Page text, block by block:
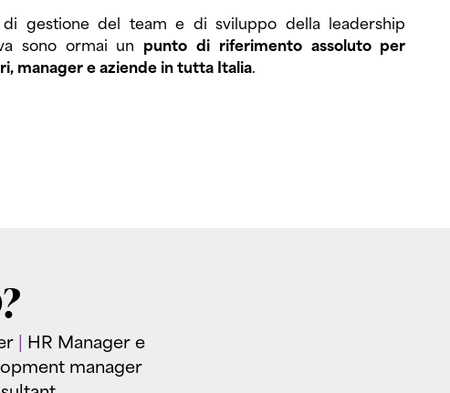
gestione del team e di sviluppo della leadership
sono ormai un punto di riferimento assoluto per
manager e aziende in tutta Italia.
| HR Manager e
manager